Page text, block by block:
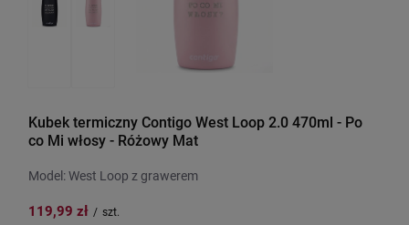
Kubek termiczny Contigo West Loop 2.0 470ml - Po
co Mi włosy - Różowy Mat
Model: West Loop z grawerem
119,99 zł / szt.